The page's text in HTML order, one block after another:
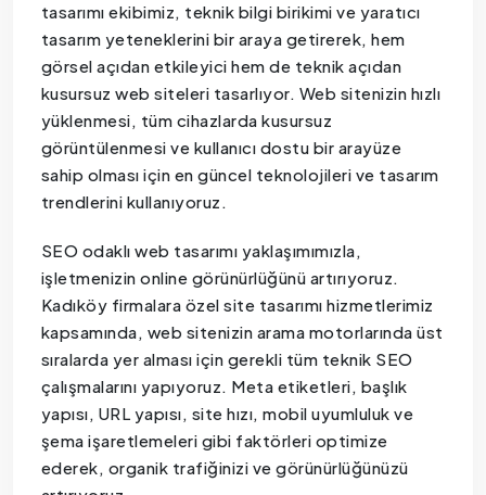
tasarımı ekibimiz, teknik bilgi birikimi ve yaratıcı
tasarım yeteneklerini bir araya getirerek, hem
görsel açıdan etkileyici hem de teknik açıdan
kusursuz web siteleri tasarlıyor. Web sitenizin hızlı
yüklenmesi, tüm cihazlarda kusursuz
görüntülenmesi ve kullanıcı dostu bir arayüze
sahip olması için en güncel teknolojileri ve tasarım
trendlerini kullanıyoruz.
SEO odaklı web tasarımı yaklaşımımızla,
işletmenizin online görünürlüğünü artırıyoruz.
Kadıköy firmalara özel site tasarımı hizmetlerimiz
kapsamında, web sitenizin arama motorlarında üst
sıralarda yer alması için gerekli tüm teknik SEO
çalışmalarını yapıyoruz. Meta etiketleri, başlık
yapısı, URL yapısı, site hızı, mobil uyumluluk ve
şema işaretlemeleri gibi faktörleri optimize
ederek, organik trafiğinizi ve görünürlüğünüzü